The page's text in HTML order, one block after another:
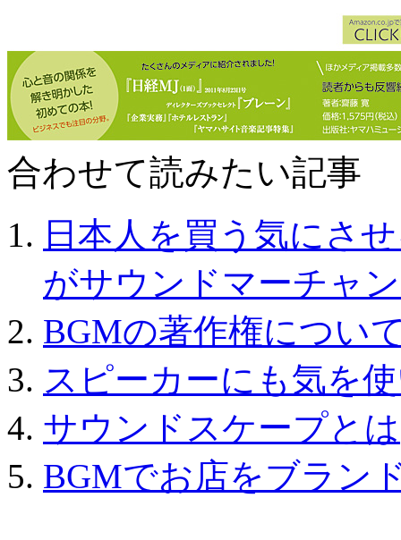
合わせて読みたい記事
日本人を買う気にさ
がサウンドマーチャ
BGMの著作権につい
スピーカーにも気を
サウンドスケープとは
BGMでお店をブラン